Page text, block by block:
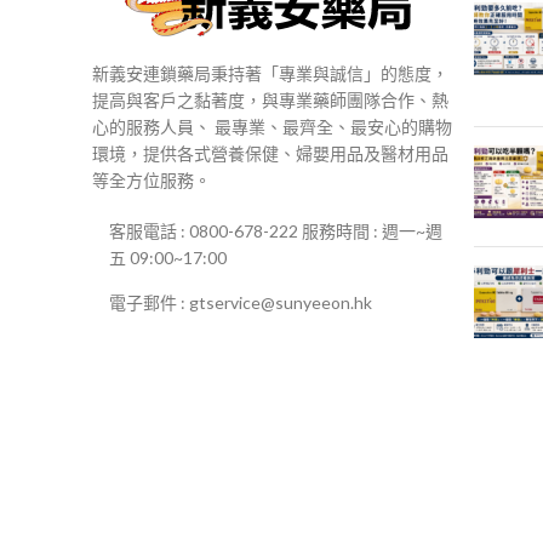
新義安連鎖藥局秉持著「專業與誠信」的態度，
提高與客戶之黏著度，與專業藥師團隊合作、熱
心的服務人員、 最專業、最齊全、最安心的購物
環境，提供各式營養保健、婦嬰用品及醫材用品
等全方位服務。
客服電話 : 0800-678-222 服務時間 : 週一~週
五 09:00~17:00
電子郵件 : gtservice@sunyeeon.hk